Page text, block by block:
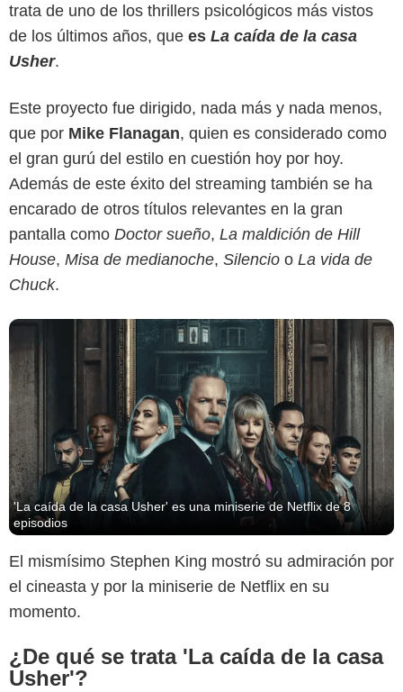
trata de uno de los thrillers psicológicos más vistos
de los últimos años, que es La caída de la casa
Usher.
Este proyecto fue dirigido, nada más y nada menos,
que por Mike Flanagan, quien es considerado como
el gran gurú del estilo en cuestión hoy por hoy.
Además de este éxito del streaming también se ha
encarado de otros títulos relevantes en la gran
pantalla como Doctor sueño, La maldición de Hill
House, Misa de medianoche, Silencio o La vida de
Chuck.
Netflix
'La caída de la casa Usher' es una miniserie de Netflix de 8
episodios
El mismísimo Stephen King mostró su admiración por
el cineasta y por la miniserie de Netflix en su
momento.
¿De qué se trata 'La caída de la casa
Usher'?